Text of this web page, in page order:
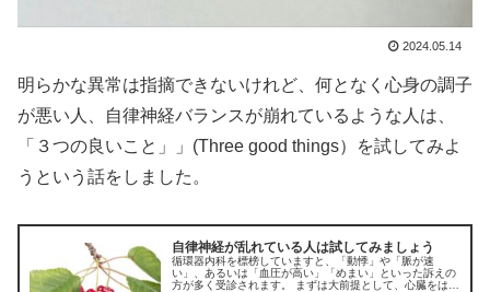
2024.05.14
明らかな異常は指摘できないけれど、何となく心身の調子
が悪い人、自律神経バランスが崩れているような人は、
「３つの良いこと」」(Three good things）を試してみよ
うという話をしました。
自律神経が乱れている人は試してみましょう
循環器内科を標榜していますと、「動悸」や「脈が速
い」、あるいは「血圧が高い」「めまい」といった訴えの
方が多く受診されます。 まずは大前提として、心臓をはじ